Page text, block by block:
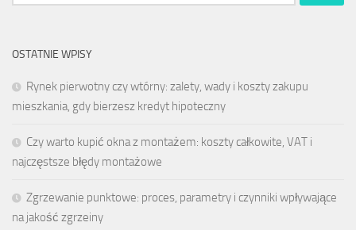
OSTATNIE WPISY
Rynek pierwotny czy wtórny: zalety, wady i koszty zakupu
mieszkania, gdy bierzesz kredyt hipoteczny
Czy warto kupić okna z montażem: koszty całkowite, VAT i
najczęstsze błędy montażowe
Zgrzewanie punktowe: proces, parametry i czynniki wpływające
na jakość zgrzeiny